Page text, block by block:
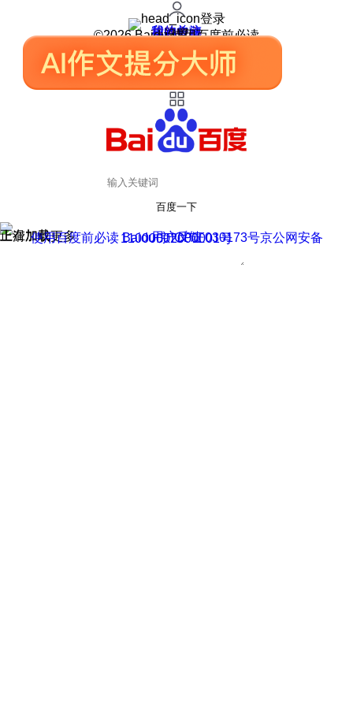
登录
我的关注
我的收藏
皮肤中心
用户反馈
设置
©2026 Baidu 使用百度前必读
百度一下
正在加载
上滑加载更多 用户反馈
使用百度前必读 Baidu 京ICP证030173号
京公网安备11000002000001号